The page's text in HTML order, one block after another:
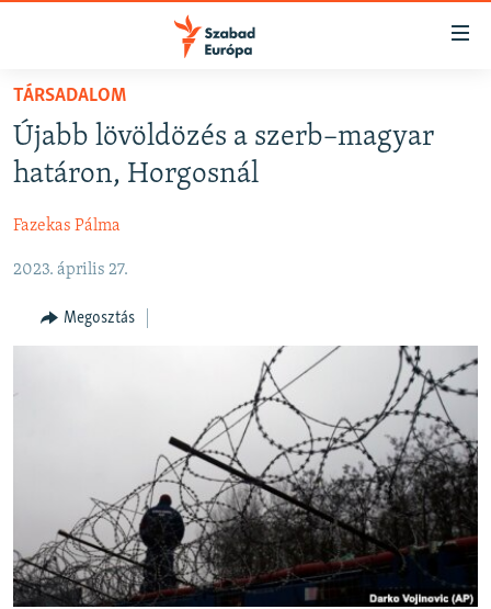
Akadálymentes
Ugrás
oldalra
Ugrás
NAPIRENDEN
AKTUÁLIS
VIDEÓK
ELEMZŐ
NER15
A PÉNZ NYOMÁBAN
EURÓPAI UNIÓ
VILÁG
KLÍMAVÁLTOZÁS
TÁRSADALOM
Újabb lövöldözés a szerb–magyar
határon, Horgosnál
Fazekas Pálma
2023. április 27.
Megosztás
FELIRATKOZÁS